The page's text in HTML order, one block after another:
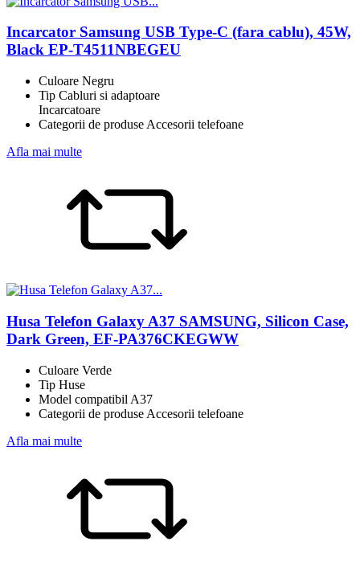
Incarcator Samsung USB Type-C (fara cablu), 45W,
Black EP-T4511NBEGEU
Culoare Negru
Tip Cabluri si adaptoare
Incarcatoare
Categorii de produse Accesorii telefoane
Afla mai multe
Husa Telefon Galaxy A37 SAMSUNG, Silicon Case,
Dark Green, EF-PA376CKEGWW
Culoare Verde
Tip Huse
Model compatibil A37
Categorii de produse Accesorii telefoane
Afla mai multe